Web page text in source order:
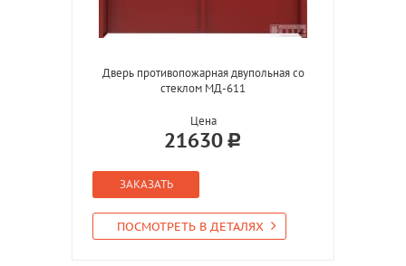
Дверь противопожарная двупольная со
стеклом МД-611
Цена
21630
ЗАКАЗАТЬ
ПОСМОТРЕТЬ В ДЕТАЛЯХ